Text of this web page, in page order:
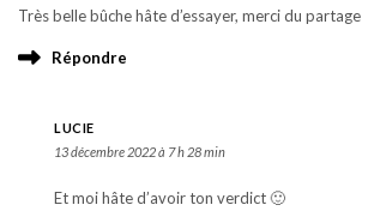
Très belle bûche hâte d’essayer, merci du partage
Répondre
LUCIE
13 décembre 2022 à 7 h 28 min
Et moi hâte d’avoir ton verdict 🙂